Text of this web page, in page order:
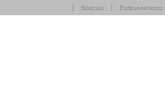
Notícies Esdeveniments